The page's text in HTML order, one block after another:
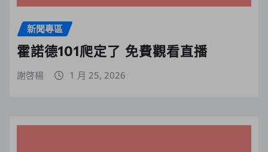
新聞專區
霍諾德101爬定了 免費觀看直播
謝啓楊 1 月 25, 2026